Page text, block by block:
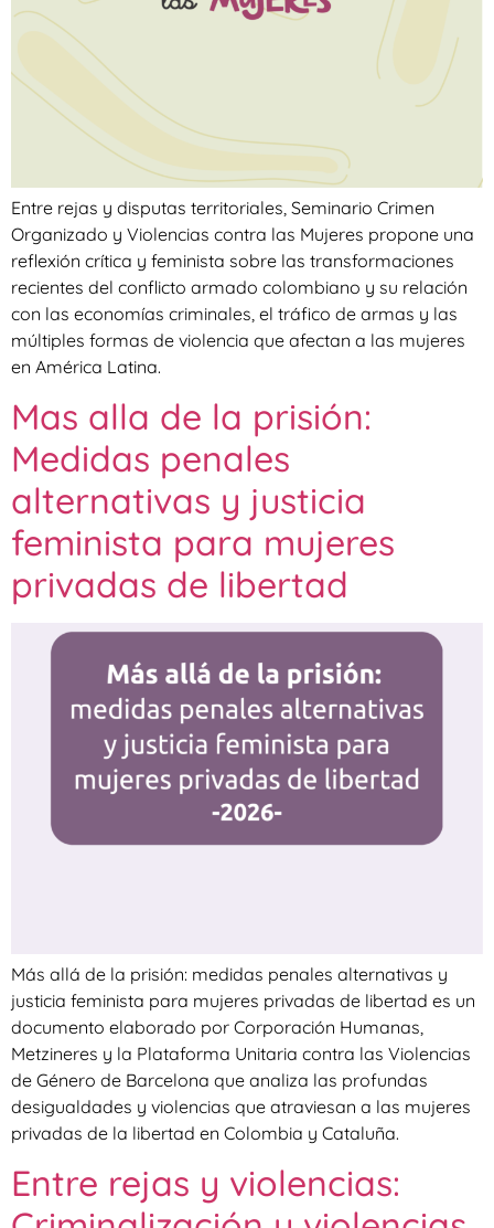
Entre rejas y disputas territoriales, Seminario Crimen
Organizado y Violencias contra las Mujeres propone una
reflexión crítica y feminista sobre las transformaciones
recientes del conflicto armado colombiano y su relación
con las economías criminales, el tráfico de armas y las
múltiples formas de violencia que afectan a las mujeres
en América Latina.
Mas alla de la prisión:
Medidas penales
alternativas y justicia
feminista para mujeres
privadas de libertad
Más allá de la prisión: medidas penales alternativas y
justicia feminista para mujeres privadas de libertad es un
documento elaborado por Corporación Humanas,
Metzineres y la Plataforma Unitaria contra las Violencias
de Género de Barcelona que analiza las profundas
desigualdades y violencias que atraviesan a las mujeres
privadas de la libertad en Colombia y Cataluña.
Entre rejas y violencias: